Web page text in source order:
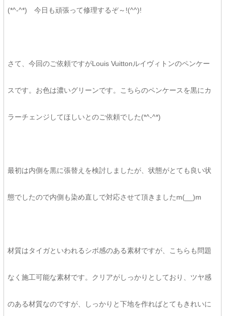
(*^-^*) 今日も頑張って修理するぞ～!(^^)!
さて、今回のご依頼ですがLouis Vuittonルイヴィトンのペンケー
スです。お色は濃いグリーンです。こちらのペンケースを黒にカ
ラーチェンジしてほしいとのご依頼でした(*^-^*)
最初は内側を黒に張替えを検討しましたが、状態がとても良い状
態でしたので内側も染め直しで対応させて頂きましたm(__)m
材質はタイガといわれるシボ感のある素材ですが、こちらも問題
なく施工可能な素材です。クリアがしっかりとしており、ツヤ感
のある材質なのですが、しっかりと下地を作ればとてもきれいに